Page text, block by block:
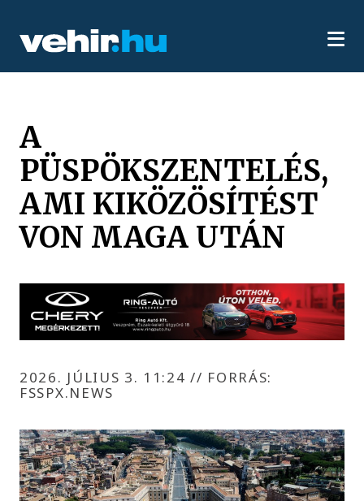
A
PÜSPÖKSZENTELÉS,
AMI KIKÖZÖSÍTÉST
VON MAGA UTÁN
2026. JÚLIUS 3. 11:24// FORRÁS:
FSSPX.NEWS